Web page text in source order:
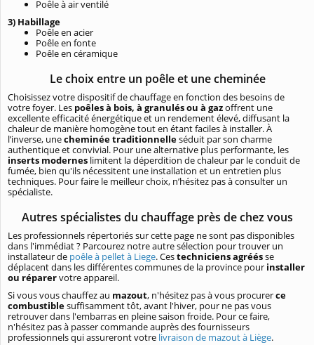
Poêle à air ventilé
3) Habillage
Poêle en acier
Poêle en fonte
Poêle en céramique
Le choix entre un poêle et une cheminée
Choisissez votre dispositif de chauffage en fonction des besoins de
votre foyer. Les poêles à bois, à granulés ou à gazoffrent une
excellente efficacité énergétique et un rendement élevé, diffusant la
chaleur de manière homogène tout en étant faciles à installer. À
l’inverse, unecheminée traditionnelleséduit par son charme
authentique et convivial. Pour une alternative plus performante, les
inserts modernes limitent la déperdition de chaleur par le conduit de
fumée, bien qu'ils nécessitent une installation et un entretien plus
techniques. Pour faire le meilleur choix, n’hésitez pas à consulter un
spécialiste.
Autres spécialistes du chauffage près de chez vous
Les professionnels répertoriés sur cette page ne sont pas disponibles
dans l'immédiat ? Parcourez notre autre sélection pour trouver un
installateur de poêle à pellet à Liege. Cestechniciens agréésse
déplacent dans les différentes communes de la province pour installer
ou réparervotre appareil.
Si vous vous chauffez au mazout, n'hésitez pas à vous procurerce
combustiblesuffisamment tôt, avant l'hiver, pour ne pas vous
retrouver dans l'embarras en pleine saison froide. Pour ce faire,
n'hésitez pas à passer commande auprès des fournisseurs
professionnels qui assureront votre livraison de mazout à Liège.